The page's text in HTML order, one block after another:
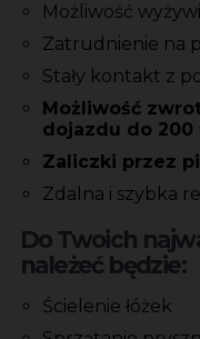
Możliwość
Zatrudnienie na
Stały kontakt z
Możliwość
dojazdu do 200
Zaliczki przez
Zdalna i szybka
Do Twoich
należeć będzie:
Ścielenie łóżek